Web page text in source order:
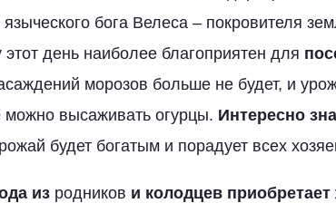
бога Велеса – покровителя
день наиболее благоприятен для
морозов больше не будет, и
высаживать огурцы. Интересно
будет богатым и порадует всех
из родников и колодцев